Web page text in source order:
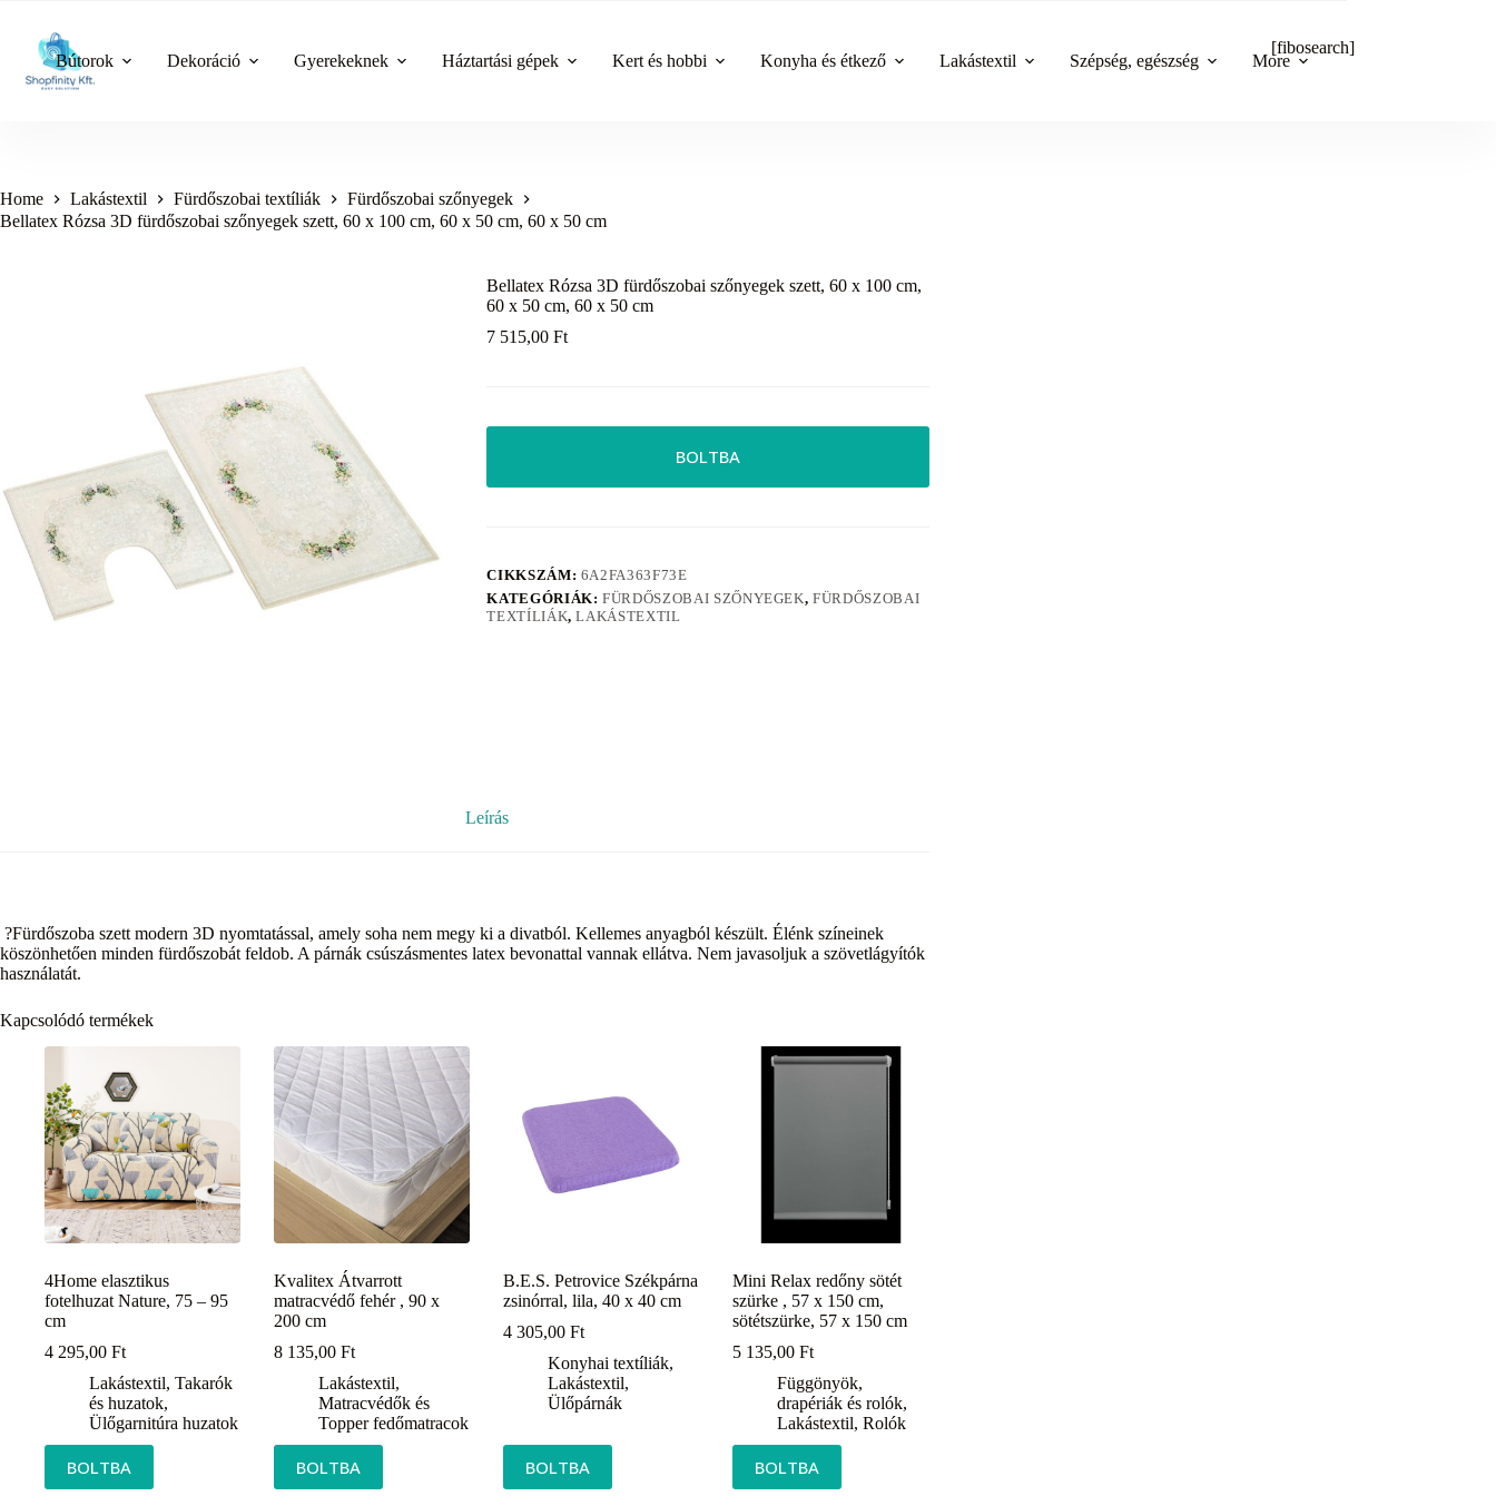
content
Bútorok Dekoráció Gyerekeknek Háztartási gépek Kert és hobbi Konyha és étkező Lakástextil Szépség, egészség More
[fibosearch]
Home Lakástextil Fürdőszobai textíliák
Fürdőszobai szőnyegek
Bellatex Rózsa 3D fürdőszobai szőnyegek szett, 60 x 100 cm, 60 x 50 cm, 60 x 50 cm
Bellatex Rózsa 3D fürdőszobai szőnyegek szett, 60 x 100 cm,
60 x 50 cm, 60 x 50 cm
7 515,00Ft
BOLTBA
CIKKSZÁM: 6A2FA363F73E
KATEGÓRIÁK:FÜRDŐSZOBAI SZŐNYEGEK,FÜRDŐSZOBAI
TEXTÍLIÁK,LAKÁSTEXTIL
Leírás
?Fürdőszoba szett modern 3D nyomtatással, amely soha nem megy ki a divatból. Kellemes anyagból készült. Élénk színeinek
köszönhetően minden fürdőszobát feldob. A párnák csúszásmentes latex bevonattal vannak ellátva. Nem javasoljuk a szövetlágyítók
használatát.
Kapcsolódó termékek
4Home elasztikus
fotelhuzat Nature, 75 – 95
cm
4 295,00 Ft
Lakástextil, Takarók
és huzatok,
Ülőgarnitúra huzatok
BOLTBA
Kvalitex Átvarrott
matracvédő fehér , 90 x
200 cm
8 135,00Ft
Lakástextil,
Matracvédők és
Topper fedőmatracok
BOLTBA
B.E.S. Petrovice Székpárna
zsinórral, lila, 40 x 40 cm
4 305,00Ft
Konyhai textíliák,
Lakástextil,
Ülőpárnák
BOLTBA
Mini Relax redőny sötét
szürke , 57 x 150 cm,
sötétszürke, 57 x 150 cm
5 135,00Ft
Függönyök,
drapériák és rolók,
Lakástextil,Rolók
BOLTBA